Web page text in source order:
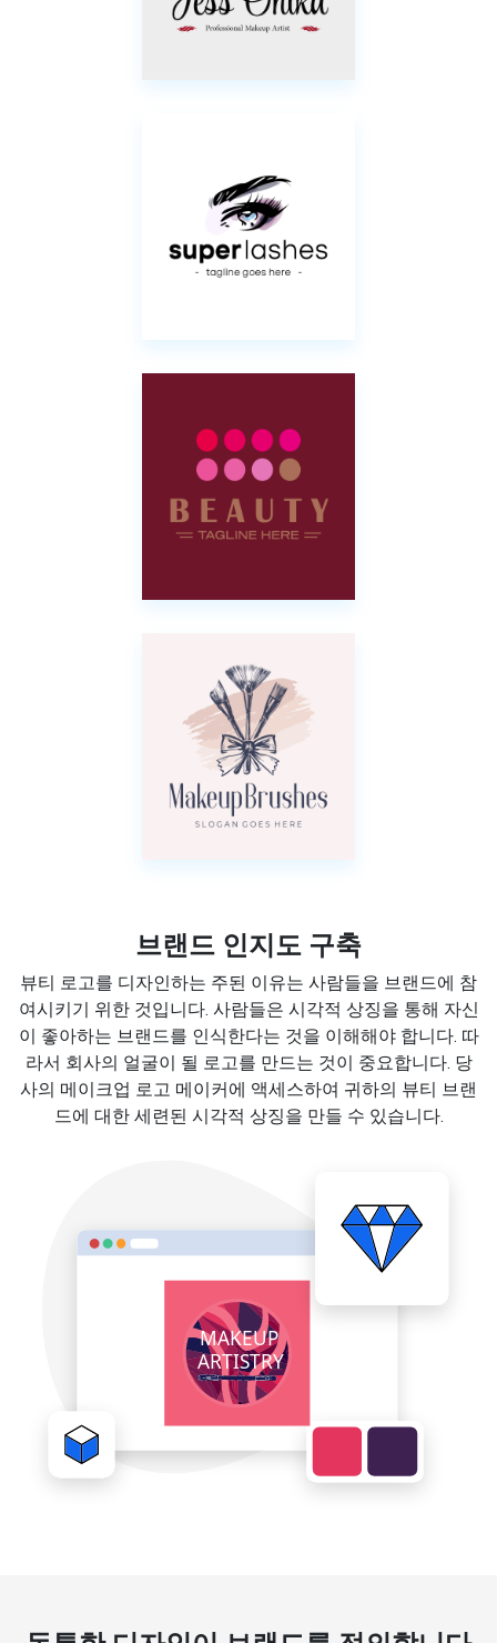
브랜드 인지도 구축
뷰티 로고를 디자인하는 주된 이유는 사람들을 브랜드에 참
여시키기 위한 것입니다. 사람들은 시각적 상징을 통해 자신
이 좋아하는 브랜드를 인식한다는 것을 이해해야 합니다. 따
라서 회사의 얼굴이 될 로고를 만드는 것이 중요합니다. 당
사의 메이크업 로고 메이커에 액세스하여 귀하의 뷰티 브랜
드에 대한 세련된 시각적 상징을 만들 수 있습니다.